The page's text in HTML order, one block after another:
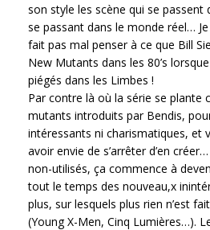
son style les scène qui se passent
se passant dans le monde réel…
fait pas mal penser à ce que Bill
New Mutants dans les 80’s
piégés dans les Limbes !
Par contre là où la série se plante
mutants introduits par Bendis,
intéressants ni charismatiques, et
avoir envie de s’arrêter d’en
non-utilisés, ça commence à
tout le temps des nouveau,x
plus, sur lesquels plus rien n’est
(Young X-Men, Cinq Lumières…).